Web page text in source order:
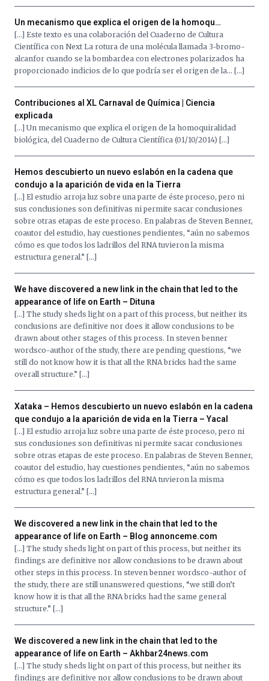
Un mecanismo que explica el origen de la homoqu…
[…] Este texto es una colaboración del Cuaderno de Cultura
Científica con Next La rotura de una molécula llamada 3-bromo-
alcanfor cuando se la bombardea con electrones polarizados ha
proporcionado indicios de lo que podría ser el origen de la… […]
Contribuciones al XL Carnaval de Química | Ciencia
explicada
[…] Un mecanismo que explica el origen de la homoquiralidad
biológica, del Cuaderno de Cultura Científica (01/10/2014) […]
Hemos descubierto un nuevo eslabón en la cadena que
condujo a la aparición de vida en la Tierra
[…] El estudio arroja luz sobre una parte de éste proceso, pero ni
sus conclusiones son definitivas ni permite sacar conclusiones
sobre otras etapas de este proceso. En palabras de Steven Benner,
coautor del estudio, hay cuestiones pendientes, “aún no sabemos
cómo es que todos los ladrillos del RNA tuvieron la misma
estructura general.” […]
We have discovered a new link in the chain that led to the
appearance of life on Earth – Dituna
[…] The study sheds light on a part of this process, but neither its
conclusions are definitive nor does it allow conclusions to be
drawn about other stages of this process. In steven benner
wordsco-author of the study, there are pending questions, “we
still do not know how it is that all the RNA bricks had the same
overall structure.” […]
Xataka – Hemos descubierto un nuevo eslabón en la cadena
que condujo a la aparición de vida en la Tierra – Yacal
[…] El estudio arroja luz sobre una parte de éste proceso, pero ni
sus conclusiones son definitivas ni permite sacar conclusiones
sobre otras etapas de este proceso. En palabras de Steven Benner,
coautor del estudio, hay cuestiones pendientes, “aún no sabemos
cómo es que todos los ladrillos del RNA tuvieron la misma
estructura general.” […]
We discovered a new link in the chain that led to the
appearance of life on Earth – Blog annonceme.com
[…] The study sheds light on part of this process, but neither its
findings are definitive nor allow conclusions to be drawn about
other steps in this process. In steven benner wordsco-author of
the study, there are still unanswered questions, “we still don’t
know how it is that all the RNA bricks had the same general
structure.” […]
We discovered a new link in the chain that led to the
appearance of life on Earth – Akhbar24news.com
[…] The study sheds light on part of this process, but neither its
findings are definitive nor allow conclusions to be drawn about